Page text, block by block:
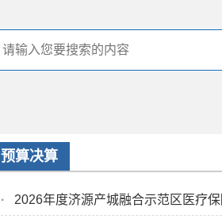
预算决算
· 2026年度济源产城融合示范区医疗